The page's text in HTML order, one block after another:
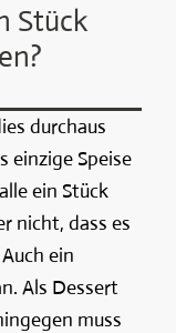
Stück
durchaus
einzige Speise
ein Stück
nicht, dass es
ein
Als Dessert
muss